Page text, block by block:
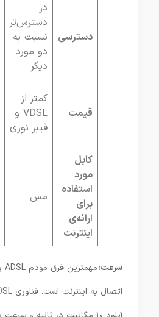
دسترسی
در
دسترس‌تر
نسبت به
دو مورد
دیگر
قیمت
کمتر از
VDSL و
فیبر نوری
کابل
مورد
استفاده
برای
ارائه‌ی
اینترنت
مس
سرعت: